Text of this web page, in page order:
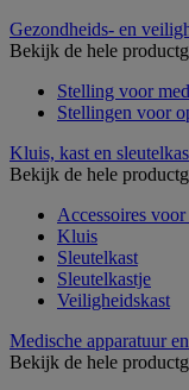
Gezondheids- en
Bekijk de hele
Stelling voor
Stellingen voor
Kluis, kast en
Bekijk de hele
Accessoires
Kluis
Sleutelkast
Sleutelkastje
Veiligheidskast
Medische apparatuur
Bekijk de hele